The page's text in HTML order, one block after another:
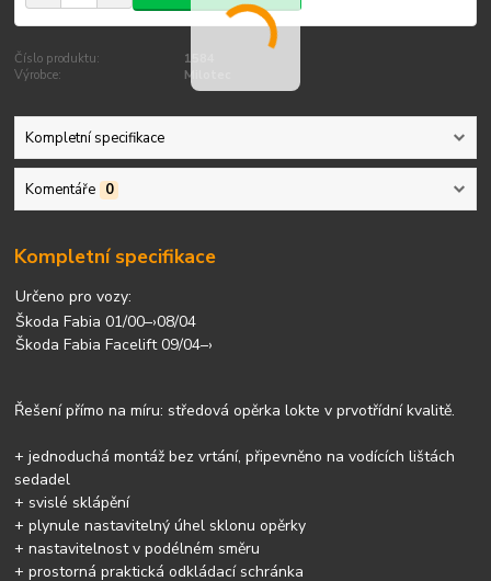
Číslo produktu:
1584
Výrobce:
Milotec
Kompletní specifikace
Komentáře 0
Kompletní specifikace
Určeno pro vozy:
Škoda Fabia 01/00–›08/04
Škoda Fabia Facelift 09/04–›
Řešení přímo na míru: středová opěrka lokte v prvotřídní kvalitě.
+ jednoduchá montáž bez vrtání, připevněno na vodících lištách
sedadel
+ svislé sklápění
+ plynule nastavitelný úhel sklonu opěrky
+ nastavitelnost v podélném směru
+ prostorná praktická odkládací schránka